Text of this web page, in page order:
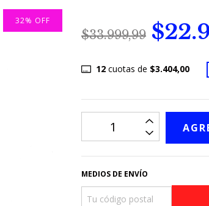
32% OFF
$33.999,99
12cuotas de $3.404,00
MEDIOS DE ENVÍO